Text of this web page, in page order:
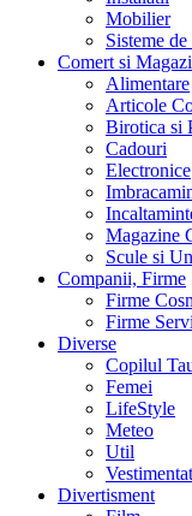
Mobilier
Sisteme
Comert si
Alimentare
Articole
Birotica si
Cadouri
Electronice
Magazine
Scule si
Companii, Firme
Firme
Firme
Diverse
Copilul
Femei
LifeStyle
Meteo
Util
Divertisment